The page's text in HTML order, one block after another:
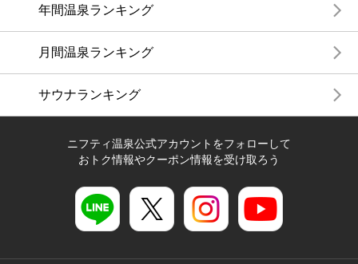
年間温泉ランキング
月間温泉ランキング
サウナランキング
ニフティ温泉公式アカウントをフォローして
おトク情報やクーポン情報を受け取ろう